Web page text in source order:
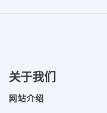
关于我们
网站介绍